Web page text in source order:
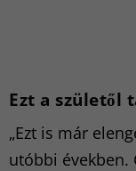
Ezt a születől
„Ezt is már
utóbbi években.